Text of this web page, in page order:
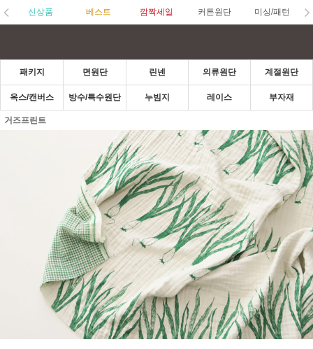
신상품 베스트 깜짝세일 커튼원단 미싱/패턴
패키지 면원단 린넨 의류원단 계절원단
옥스/캔버스 방수/특수원단 누빔지 레이스 부자재
거즈프린트